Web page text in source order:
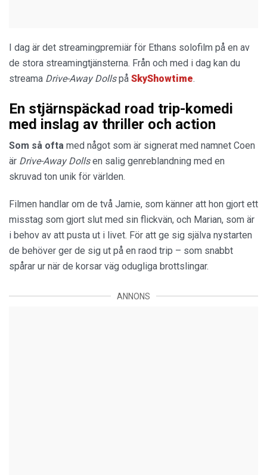
I dag är det streamingpremiär för Ethans solofilm på en av
de stora streamingtjänsterna. Från och med i dag kan du
streama Drive-Away Dollspå SkyShowtime.
En stjärnspäckad road trip-komedi
med inslag av thriller och action
Som så ofta med något som är signerat med namnet Coen
är Drive-Away Dollsen salig genreblandning med en
skruvad ton unik för världen.
Filmen handlar om de två Jamie, som känner att hon gjort ett
misstag som gjort slut med sin flickvän, och Marian, som är
i behov av att pusta ut i livet. För att ge sig själva nystarten
de behöver ger de sig ut på en raod trip – som snabbt
spårar ur när de korsar väg odugliga brottslingar.
ANNONS